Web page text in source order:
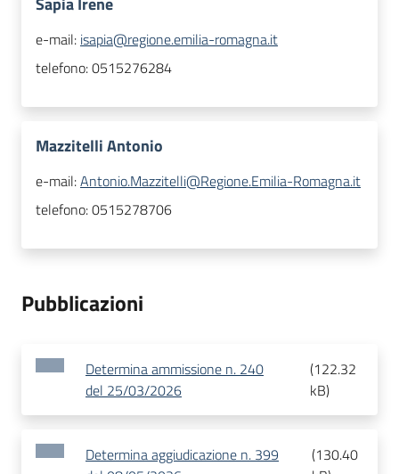
e-mail: isapia@regione.emilia-romagna.it
telefono:0515276284
Mazzitelli Antonio
e-mail:Antonio.Mazzitelli@Regione.Emilia-Romagna.it
telefono:0515278706
Pubblicazioni
Determina ammissione n. 240
del 25/03/2026
(122.32
kB)
Determina aggiudicazione n. 399
(130.40